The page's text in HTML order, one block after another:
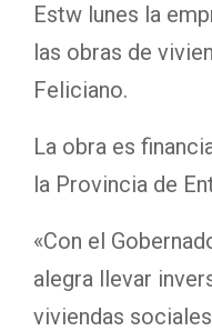
Estw lunes la
las obras de
Feliciano.
La obra es
la Provincia de
«Con el
alegra llevar
viviendas